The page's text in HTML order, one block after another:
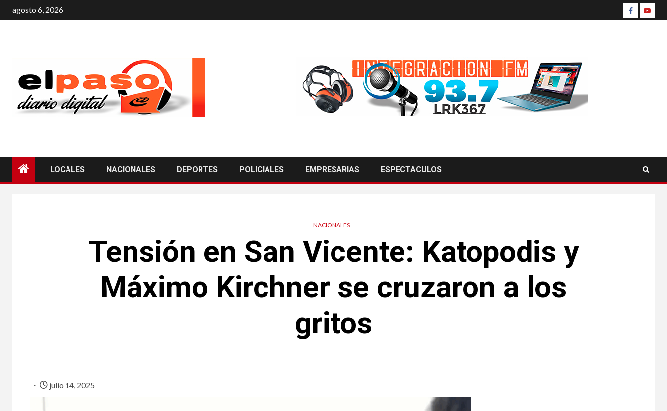
agosto 6, 2026
LOCALES NACIONALES DEPORTES POLICIALES EMPRESARIAS ESPECTACULOS
NACIONALES
Tensión en San Vicente: Katopodis y
Máximo Kirchner se cruzaron a los
gritos
julio 14, 2025